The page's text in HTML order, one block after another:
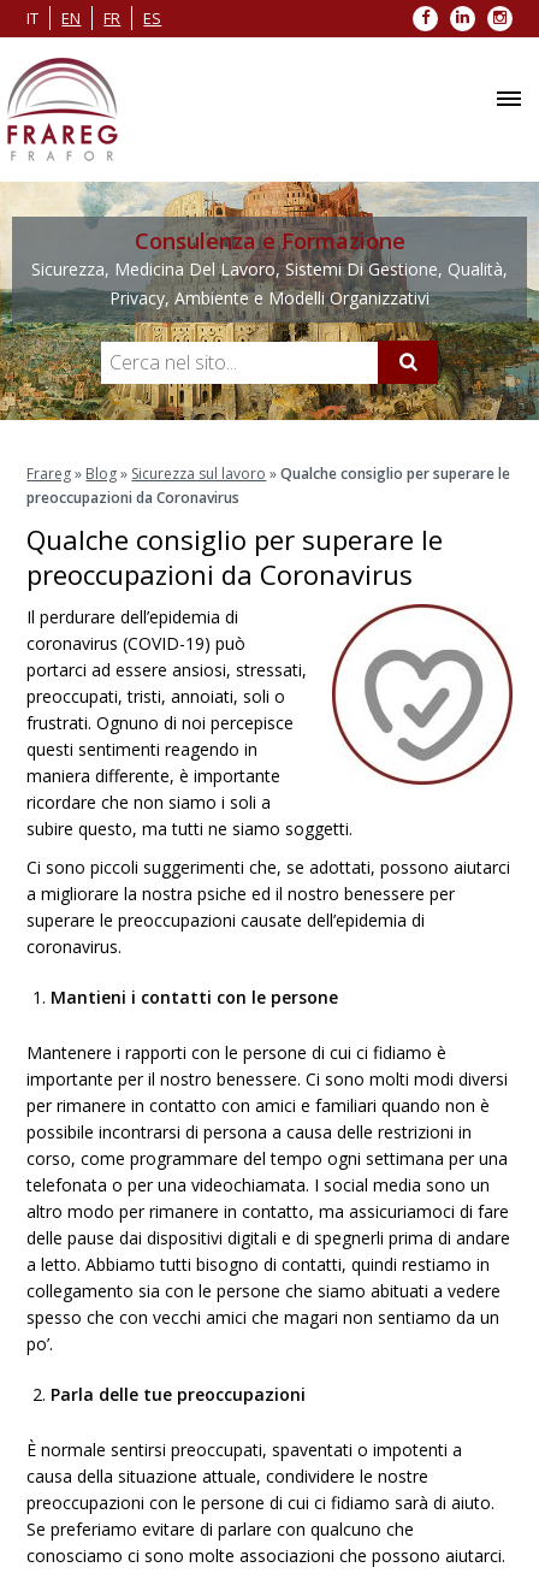
IT EN FR ES Facebook
LinkedIn
Consulenza e Formazione
Sicurezza, Medicina Del Lavoro, Sistemi Di Gestione, Qualità,
Privacy, Ambiente e Modelli Organizzativi
Frareg» Blog» Sicurezza sul lavoro »Qualche consiglio per superare le
preoccupazioni da Coronavirus
Qualche consiglio per superare le
preoccupazioni da Coronavirus
Il perdurare dell’epidemia di
coronavirus (COVID-19) può
portarci ad essere ansiosi, stressati,
preoccupati, tristi, annoiati, soli o
frustrati. Ognuno di noi percepisce
questi sentimenti reagendo in
maniera differente, è importante
ricordare che non siamo i soli a
subire questo, ma tutti ne siamo soggetti.
Ci sono piccoli suggerimenti che, se adottati, possono aiutarci
a migliorare la nostra psiche ed il nostro benessere per
superare le preoccupazioni causate dell’epidemia di
coronavirus.
Mantieni i contatti con le persone
Mantenere i rapporti con le persone di cui ci fidiamo è
importante per il nostro benessere. Ci sono molti modi diversi
per rimanere in contatto con amici e familiari quando non è
possibile incontrarsi di persona a causa delle restrizioni in
corso, come programmare del tempo ogni settimana per una
telefonata o per una videochiamata. I social media sono un
altro modo per rimanere in contatto, ma assicuriamoci di fare
delle pause dai dispositivi digitali e di spegnerli prima di andare
a letto. Abbiamo tutti bisogno di contatti, quindi restiamo in
collegamento sia con le persone che siamo abituati a vedere
spesso che con vecchi amici che magari non sentiamo da un
po’.
Parla delle tue preoccupazioni
È normale sentirsi preoccupati, spaventati o impotenti a
causa della situazione attuale, condividere le nostre
preoccupazioni con le persone di cui ci fidiamo sarà di aiuto.
Se preferiamo evitare di parlare con qualcuno che
conosciamo ci sono molte associazioni che possono aiutarci.